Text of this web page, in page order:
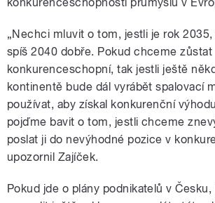
„Nechci mluvit o tom, jestli je rok
spíš 2040 dobře. Pokud chceme zůstat
konkurenceschopní, tak jestli ještě
kontinentě bude dál vyrábět spalovací
používat, aby získal konkurenční
pojďme bavit o tom, jestli chceme
poslat ji do nevýhodné pozice v
upozornil Zajíček.
Pokud jde o plány podnikatelů v